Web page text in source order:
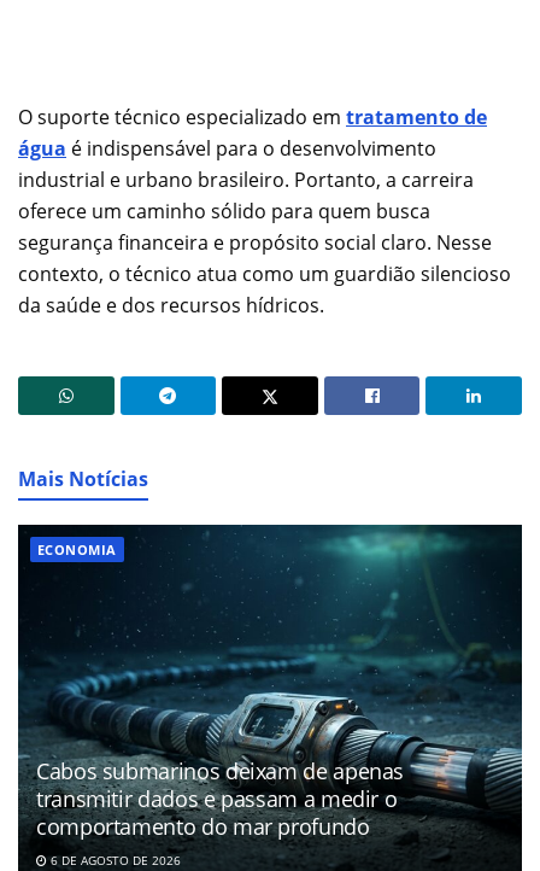
O suporte técnico especializado em tratamento de
água é indispensável para o desenvolvimento
industrial e urbano brasileiro. Portanto, a carreira
oferece um caminho sólido para quem busca
segurança financeira e propósito social claro. Nesse
contexto, o técnico atua como um guardião silencioso
da saúde e dos recursos hídricos.
Mais Notícias
ECONOMIA
Cabos submarinos deixam de apenas
transmitir dados e passam a medir o
comportamento do mar profundo
6 DE AGOSTO DE 2026